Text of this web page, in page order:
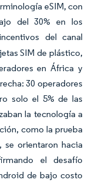
eSIM, con
del 30% en los
del canal
SIM de plástico,
en África y
30 operadores
solo el 5% de las
la tecnología a
como la prueba
se orientaron hacia
el desafío
de bajo costo